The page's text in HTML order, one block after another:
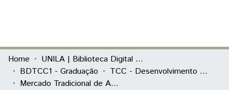
Communities & Collections
All of DSpace
Home
UNILA | Biblioteca Digital de Trabalhos de Conclusão de Curso
BDTCC1 - Graduação
TCC - Desenvolvimento Rural e Segurança Alimentar
Mercado Tradicional de Abasto del Centro Poblado de Sinchimache (Cutervo – Peru): Características, Importancia y Desafíos